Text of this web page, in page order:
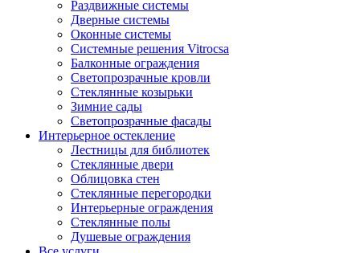
Раздвижные системы
Дверные системы
Оконные системы
Системные решения Vitrocsa
Балконные ограждения
Светопрозрачные кровли
Стеклянные козырьки
Зимние сады
Светопрозрачные фасады
Интерьерное остекление
Лестницы для библиотек
Стеклянные двери
Облицовка стен
Стеклянные перегородки
Интерьерные ограждения
Стеклянные полы
Душевые ограждения